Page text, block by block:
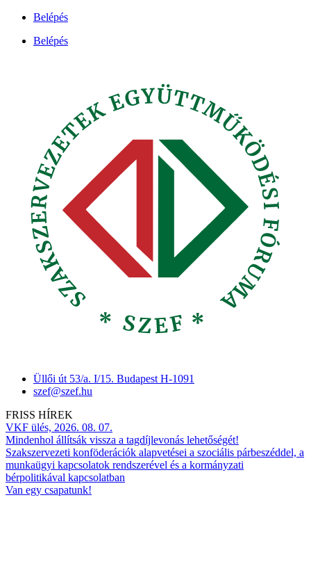
Ugrás
tartalomhoz
Belépés
Belépés
Üllői út 53/a. I/15. Budapest H-1091
szef@szef.hu
FRISS HÍREK
VKF ülés, 2026. 08. 07.
Mindenhol állítsák vissza a tagdíjlevonás lehetőségét!
Szakszervezeti konföderációk alapvetései a szociális párbeszéddel, a
munkaügyi kapcsolatok rendszerével és a kormányzati
bérpolitikával kapcsolatban
Van egy csapatunk!